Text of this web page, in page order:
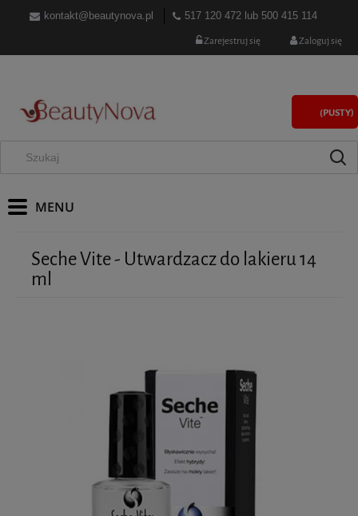
kontakt@beautynova.pl 517 120 472 lub 500 415 114
Zarejestruj się Zaloguj się
(PUSTY)
Seche Vite - Utwardzacz do lakieru 14
ml